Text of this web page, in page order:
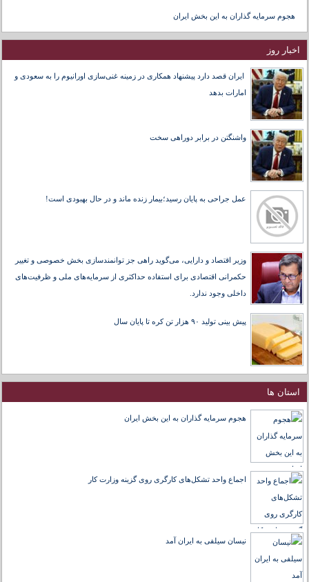
هجوم سرمایه گذاران به این بخش ایران
اخبار روز
ایران قصد دارد پیشنهاد همکاری در زمینه غنی‌سازی اورانیوم را به سعودی و
امارات بدهد
واشنگتن در برابر دوراهی سخت
عمل جراحی به پایان رسید؛بیمار زنده ماند و در حال بهبودی است!
وزیر اقتصاد و دارایی، می‌گوید راهی جز توانمندسازی بخش خصوصی و تغییر
حکمرانی اقتصادی برای استفاده حداکثری از سرمایه‌های ملی و ظرفیت‌های
داخلی وجود ندارد.
پیش بینی تولید ۹۰ هزار تن کره تا پایان سال
استان ها
هجوم سرمایه گذاران به این بخش ایران
اجماع واحد تشکل‌های کارگری روی گزینه وزارت کار
نیسان سیلفی به ایران آمد